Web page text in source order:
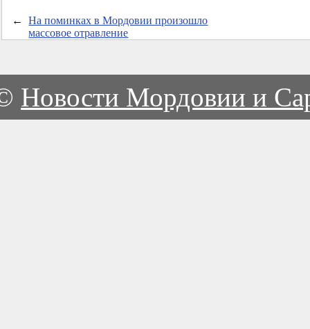
←
На поминках в Мордовии произошло
массовое отравление
Новости Мордовии и